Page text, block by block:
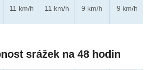
11 km/h
11 km/h
9 km/h
9 km/h
srážek na 48 hodin